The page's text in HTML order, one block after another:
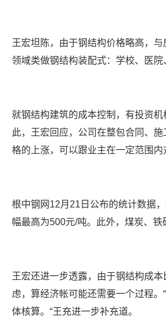
王宏坦陈，由于钢结构价格略高，
领域类做钢结构装配式：学校、医
就钢结构建筑的成本控制，有投资
此，王宏回应，公司在整包合同、
格的上涨，可以跟业主在一定范围
根中钢网12月21日公布的统计数据
幅最高为500元/吨。此外，煤炭、
王宏还进一步透露，由于钢结构成
虑，算经济帐可能还需要一个过程。
体核算。“王充进一步补充道。